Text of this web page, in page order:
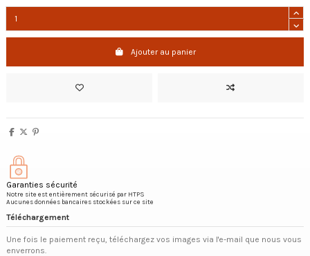
Ajouter au panier
Garanties sécurité
Notre site est entièrement sécurisé par HTPS
Aucunes données bancaires stockées sur ce site
Téléchargement
Une fois le paiement reçu, téléchargez vos images via l'e-mail que nous vous
enverrons.